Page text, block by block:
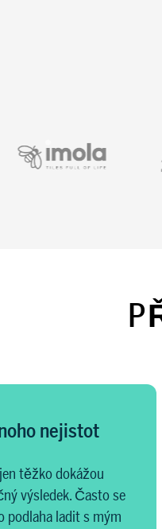
nejistot
těžko dokážou
výsledek. Často se
podlaha ladit s mým